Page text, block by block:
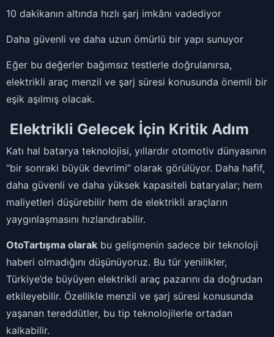
10 dakikanın altında hızlı şarj imkânı vadediyor
Daha güvenli ve daha uzun ömürlü bir yapı sunuyor
Eğer bu değerler bağımsız testlerle doğrulanırsa,
elektrikli araç menzil ve şarj süresi konusunda önemli bir
eşik aşılmış olacak.
Elektrikli Gelecek İçin Kritik Adım
Katı hal batarya teknolojisi, yıllardır otomotiv dünyasının
“bir sonraki büyük devrimi” olarak görülüyor. Daha hafif,
daha güvenli ve daha yüksek kapasiteli bataryalar; hem
maliyetleri düşürebilir hem de elektrikli araçların
yaygınlaşmasını hızlandırabilir.
OtoTartışma olarak bu gelişmenin sadece bir teknoloji
haberi olmadığını düşünüyoruz. Bu tür yenilikler,
Türkiye’de büyüyen elektrikli araç pazarını da doğrudan
etkileyebilir. Özellikle menzil ve şarj süresi konusunda
yaşanan tereddütler, bu tip teknolojilerle ortadan
kalkabilir.